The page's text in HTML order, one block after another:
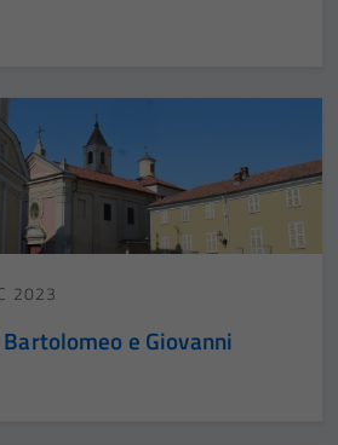
2023
e Giovanni